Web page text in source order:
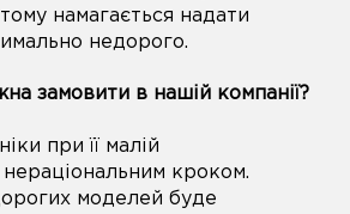
намагається надати
недорого.
замовити в нашій компанії?
при її малій
нераціональним кроком.
моделей буде